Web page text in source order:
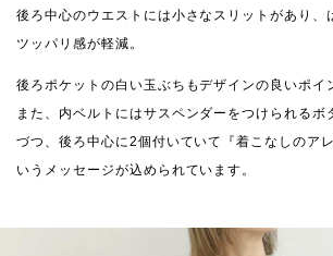
後ろ中心のウエストには小さなスリットがあり、
ツッパリ感が軽減。
後ろポケットの白い玉ぶちもデザインの良いポイ
また、内ベルトにはサスペンダーをつけられるボ
づつ、後ろ中心に2個付いていて『着こなしのア
いうメッセージが込められています。